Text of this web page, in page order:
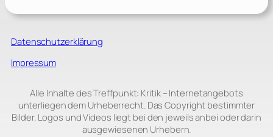
Datenschutzerklärung
Impressum
Alle Inhalte des Treffpunkt: Kritik – Internetangebots
unterliegen dem Urheberrecht. Das Copyright bestimmter
Bilder, Logos und Videos liegt bei den jeweils anbei oder darin
ausgewiesenen Urhebern.